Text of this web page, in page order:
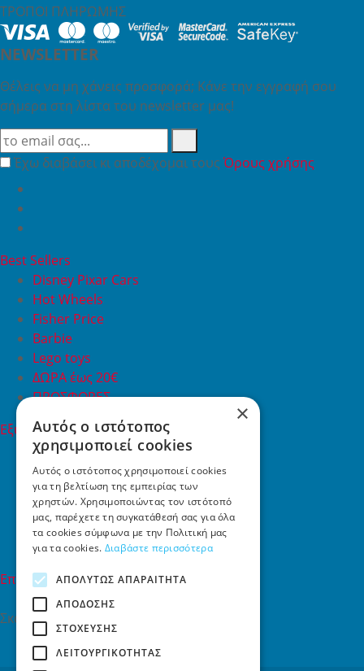
ΤΡΟΠΟΙ ΠΛΗΡΩΜΗΣ
NEWSLETTER
Θέλεις να μη χάνεις προσφορά; Κάνε την εγγραφή σου
σήμερα στη λίστα του newsletter μας!
Έχω διαβάσει κι αποδέχομαι τουςΌρους χρήσης
Best Sellers
Disney Pixar Cars
Hot Wheels
Fisher Price
Barbie
Lego toys
ΔΩΡΑ έως 20€
ΠΡΟΣΦΟΡΕΣ
Εξυπηρέτηση Πελατών
Εξυπηρέτηση πελατών
Συχνές ερωτήσεις
Όροι χρήσης
Τρόποι Πληρωμής
Επιστροφές
Επικοινωνία
Επικοινωνία
Σκαλάνι, Ηράκλειο Κρήτης
2810731415
info[at]toys4u.gr
×
Αυτός ο ιστότοπος
χρησιμοποιεί cookies
Αυτός ο ιστότοπος χρησιμοποιεί cookies
για τη βελτίωση της εμπειρίας των
χρηστών. Χρησιμοποιώντας τον ιστότοπό
μας, παρέχετε τη συγκατάθεσή σας για όλα
τα cookies σύμφωνα με την Πολιτική μας
για τα cookies. Διαβάστε περισσότερα
ΑΠΟΛΎΤΩΣ ΑΠΑΡΑΊΤΗΤΑ
ΑΠΌΔΟΣΗΣ
ΣΤΌΧΕΥΣΗΣ
ΛΕΙΤΟΥΡΓΙΚΌΤΗΤΑΣ